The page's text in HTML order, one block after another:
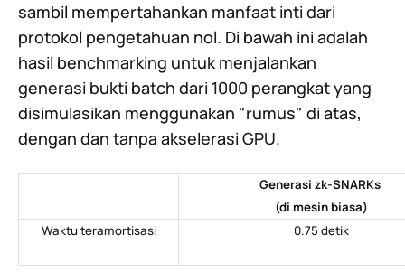
sambil mempertahankan manfaat inti dari
protokol pengetahuan nol. Di bawah ini adalah
hasil benchmarking untuk menjalankan
generasi bukti batch dari 1000 perangkat yang
disimulasikan menggunakan "rumus" di atas,
dengan dan tanpa akselerasi GPU.
Generasi zk-SNARKs
(di mesin biasa)
Waktu teramortisasi
0.75 detik